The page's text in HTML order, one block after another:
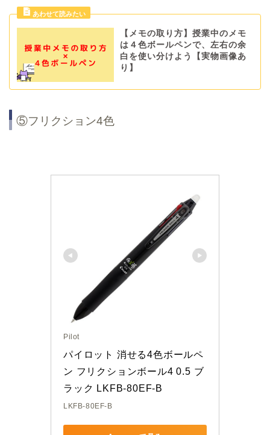
【メモの取り方】授業中のメモ
は４色ボールペンで、左右の余
白を使い分けよう【実物画像あ
り】
⑤フリクション4色
Pilot
パイロット 消せる4色ボールペ
ン フリクションボール4 0.5 ブ
ラック LKFB-80EF-B
LKFB-80EF-B